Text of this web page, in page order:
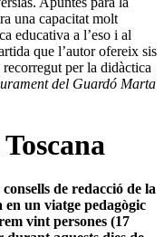
una capacitat molt
educativa a l’eso i al
que l’autor ofereix sis
per la didàctica
del Guardó Marta
de redacció de la
un viatge pedagògic
vint persones (17